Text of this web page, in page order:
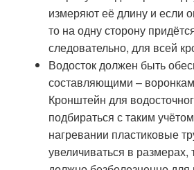
измеряют её длину и если
то на одну сторону
следовательно, для всей
Водосток должен быть
составляющими –
Кронштейн для
подбираться с таким
нагревании пластиковые
увеличиваться в размерах,